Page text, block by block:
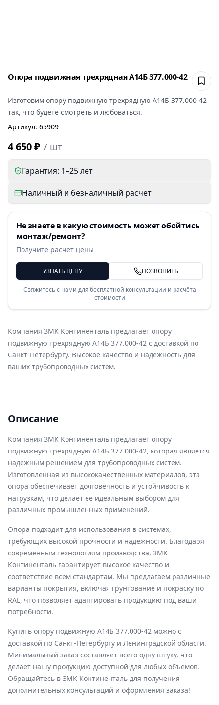
Опора подвижная трехрядная А14Б 377.000-42
Изготовим опору подвижную трехрядную А14Б 377.000-42
так, что будете смотреть и любоваться.
Артикул: 65909
4 650 ₽ / шт
Гарантия: 1–25 лет
Наличный и безналичный расчет
Не знаете в какую стоимость может обойтись
монтаж/ремонт?
Получите расчет цены
УЗНАТЬ ЦЕНУ ПОЗВОНИТЬ
Свяжитесь с нами для бесплатной консультации и расчёта
стоимости
Компания ЗМК Континенталь предлагает опору
подвижную трехрядную А14Б 377.000-42 с доставкой по
Санкт-Петербургу. Высокое качество и надежность для
ваших трубопроводных систем.
Описание
Компания ЗМК Континенталь предлагает опору
подвижную трехрядную А14Б 377.000-42, которая является
надежным решением для трубопроводных систем.
Изготовленная из высококачественных материалов, эта
опора обеспечивает долговечность и устойчивость к
нагрузкам, что делает ее идеальным выбором для
различных промышленных применений.
Опора подходит для использования в системах,
требующих высокой прочности и надежности. Благодаря
современным технологиям производства, ЗМК
Континенталь гарантирует высокое качество и
соответствие всем стандартам. Мы предлагаем различные
варианты покрытия, включая грунтование и покраску по
RAL, что позволяет адаптировать продукцию под ваши
потребности.
Купить опору подвижную А14Б 377.000-42 можно с
доставкой по Санкт-Петербургу и Ленинградской области.
Минимальный заказ составляет всего одну штуку, что
делает нашу продукцию доступной для любых объемов.
Обращайтесь в ЗМК Континенталь для получения
дополнительных консультаций и оформления заказа!